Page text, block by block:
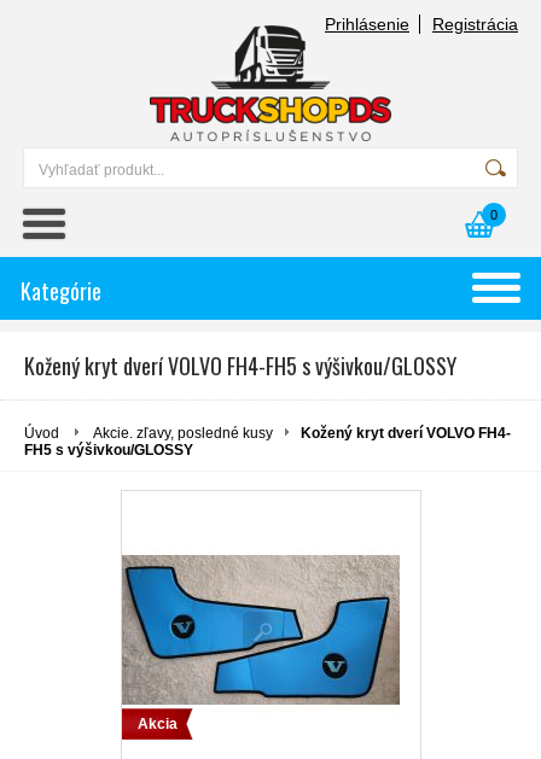
Prihlásenie Registrácia
0
Kategórie
Kožený kryt dverí VOLVO FH4-FH5 s výšivkou/GLOSSY
Úvod Akcie. zľavy, posledné kusy
Kožený kryt dverí VOLVO FH4-
FH5 s výšivkou/GLOSSY
Akcia